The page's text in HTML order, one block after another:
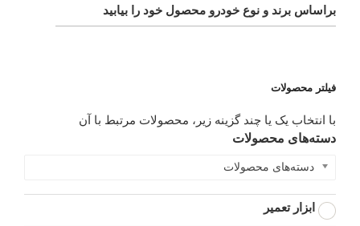
براساس برند و نوع خودرو محصول خود را بیابید
فیلتر محصولات
با انتخاب یک یا چند گزینه زیر، محصولات مرتبط با آن
دسته‌های محصولات
دسته‌های محصولات
ابزار تعمیر